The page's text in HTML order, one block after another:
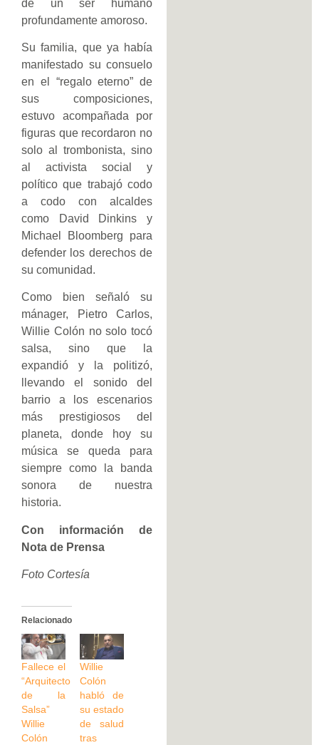
de un ser humano
profundamente amoroso.
Su familia, que ya había
manifestado su consuelo
en el “regalo eterno” de
sus composiciones,
estuvo acompañada por
figuras que recordaron no
solo al trombonista, sino
al activista social y
político que trabajó codo
a codo con alcaldes
como David Dinkins y
Michael Bloomberg para
defender los derechos de
su comunidad.
Como bien señaló su
mánager, Pietro Carlos,
Willie Colón no solo tocó
salsa, sino que la
expandió y la politizó,
llevando el sonido del
barrio a los escenarios
más prestigiosos del
planeta, donde hoy su
música se queda para
siempre como la banda
sonora de nuestra
historia.
Con información de
Nota de Prensa
Foto Cortesía
Relacionado
Fallece el
“Arquitecto
de la
Salsa”
Willie
Colón
Willie
Colón
habló de
su estado
de salud
tras